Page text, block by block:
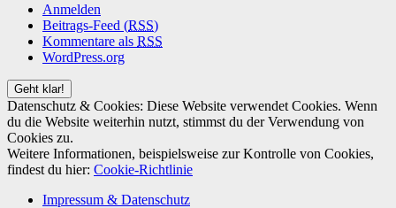
Anmelden
Beitrags-Feed (RSS)
Kommentare als RSS
WordPress.org
Datenschutz & Cookies: Diese Website verwendet Cookies. Wenn
du die Website weiterhin nutzt, stimmst du der Verwendung von
Cookies zu.
Weitere Informationen, beispielsweise zur Kontrolle von Cookies,
findest du hier: Cookie-Richtlinie
Impressum & Datenschutz